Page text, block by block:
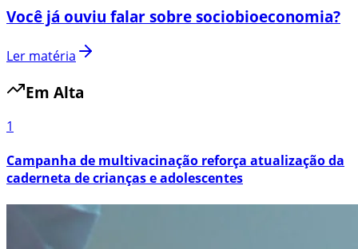
Você já ouviu falar sobre sociobioeconomia?
Ler matéria
Em Alta
1
Campanha de multivacinação reforça atualização da
caderneta de crianças e adolescentes